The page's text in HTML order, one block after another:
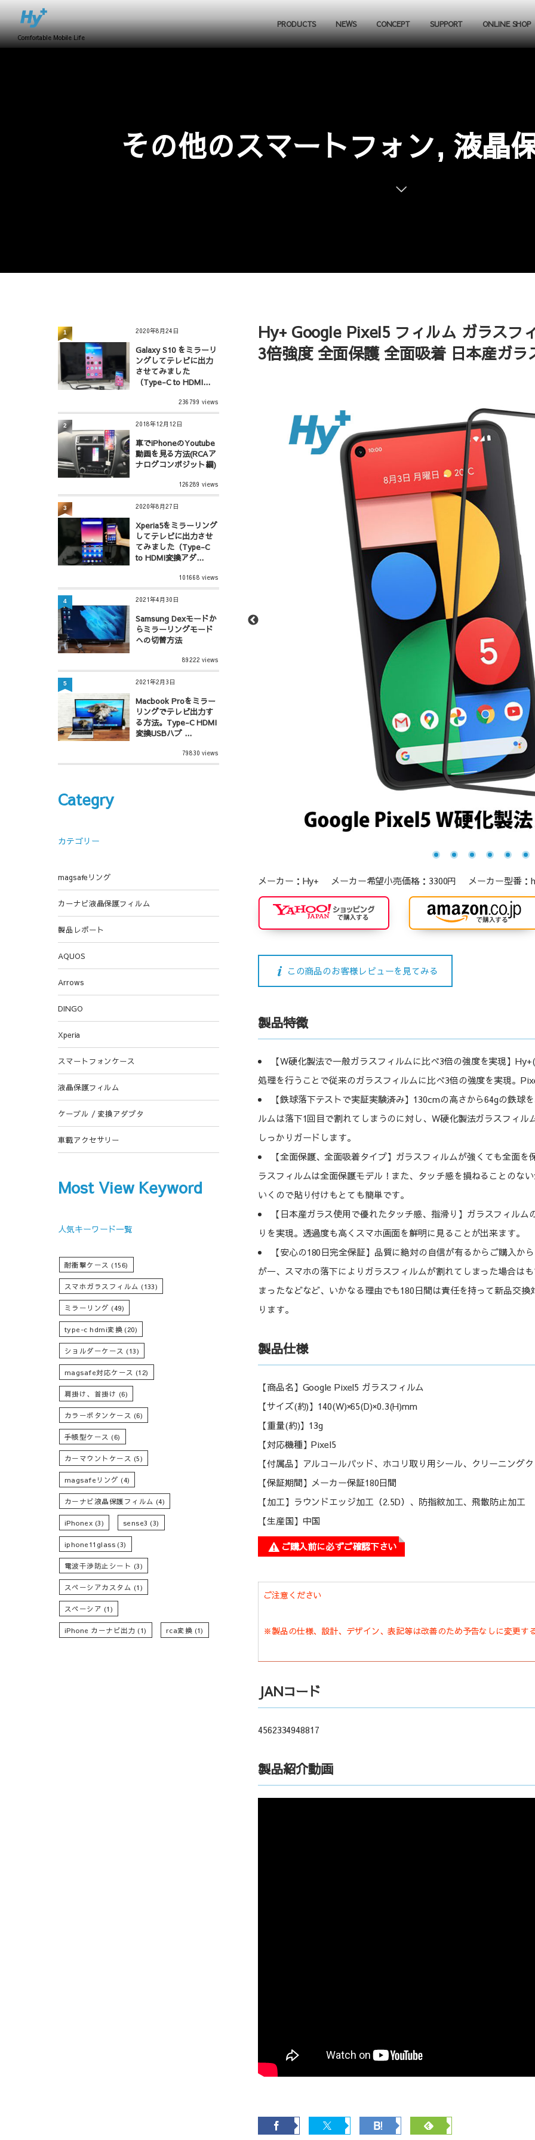
Comfortable Mobile Life
PRODUCTS NEWS CONCEPT SUPPORT ONLINE SHOP
その他のスマートフォン, 液晶
Hy+ Google Pixel5 フィルム ガラスフ
3倍強度 全面保護 全面吸着 日本産ガ
メーカー：Hy+ メーカー希望小売価格：3300円 メーカー型番
この商品のお客様レビューを見てみる
製品特徴
【W硬化製法で一般ガラスフィルムに比べ3倍の強度を実現】
処理を行うことで従来のガラスフィルムに比べ3倍の強度を実現。
【鉄球落下テストで実証実験済み】130cmの高さから64gの鉄
ルムは落下1回目で割れてしまうのに対し、W硬化製法ガラスフィ
しっかりガードします。
【全面保護、全面吸着タイプ】ガラスフィルムが強くても全面
ラスフィルムは全面保護モデル！また、タッチ感を損ねることのな
いくので貼り付けもとても簡単です。
【日本産ガラス使用で優れたタッチ感、指滑り】ガラスフィル
りを実現。透過度も高くスマホ画面を鮮明に見ることが出来ます。
【安心の180日完全保証】品質に絶対の自信が有るからご購入
が一、スマホの落下によりガラスフィルムが割れてしまった場合は
まったなどなど、いかなる理由でも180日間は責任を持って新品交
ります。
製品仕様
【商品名】Google Pixel5 ガラスフィルム
【サイズ(約)】140(W)×65(D)×0.3(H)mm
【重量(約)】13g
【対応機種】Pixel5
【付属品】アルコールパッド、ホコリ取り用シール、クリーニング
【保証期間】メーカー保証180日間
【加工】ラウンドエッジ加工（2.5D）、防指紋加工、飛散防止加工
【生産国】中国
ご購入前に必ずご確認下さい
ご注意ください
※製品の仕様、設計、デザイン、表記等は改善のため予告なしに変更す
JANコード
4562334948817
製品紹介動画
2020年8月24日
Galaxy S10 をミラーリ
ングしてテレビに出力
させてみました
（Type-C to HDMI...
236799 views
1
2018年12月12日
車でiPhoneのYoutube
動画を見る方法(RCAア
ナログコンポジット編)
126289 views
2
2020年8月27日
Xperia5をミラーリング
してテレビに出力させ
てみました（Type-C
to HDMI変換アダ...
101668 views
3
2021年4月30日
Samsung Dexモードか
らミラーリングモード
への切替方法
89222 views
4
2021年2月3日
Macbook Proをミラー
リングでテレビ出力す
る方法。Type-C HDMI
変換USBハブ ...
79830 views
5
Categry
カテゴリー
magsafeリング
カーナビ液晶保護フィルム
製品レポート
AQUOS
Arrows
DINGO
Xperia
スマートフォンケース
液晶保護フィルム
ケーブル / 変換アダプタ
車載アクセサリー
Most View Keyword
人気キーワード一覧
耐衝撃ケース (156)
スマホガラスフィルム (133)
ミラーリング (49)
type-c hdmi変換(20)
ショルダーケース (13)
magsafe対応ケース (12)
肩掛け、首掛け (6)
カラーボタンケース (6)
手帳型ケース (6)
カーマウントケース (5)
magsafeリング (4)
カーナビ液晶保護フィルム (4)
iPhonex (3) sense3 (3)
iphone11glass(3)
電波干渉防止シート (3)
スペーシアカスタム (1)
スペーシア (1)
iPhone カーナビ出力 (1) rca変換 (1)